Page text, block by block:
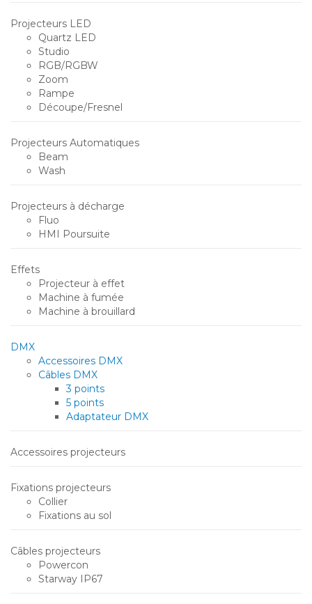
Projecteurs LED
Quartz LED
Studio
RGB/RGBW
Zoom
Rampe
Découpe/Fresnel
Projecteurs Automatiques
Beam
Wash
Projecteurs à décharge
Fluo
HMI Poursuite
Effets
Projecteur à effet
Machine à fumée
Machine à brouillard
DMX
Accessoires DMX
Câbles DMX
3 points
5 points
Adaptateur DMX
Accessoires projecteurs
Fixations projecteurs
Collier
Fixations au sol
Câbles projecteurs
Powercon
Starway IP67